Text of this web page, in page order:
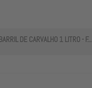
DE CARVALHO 1 LITRO - F...